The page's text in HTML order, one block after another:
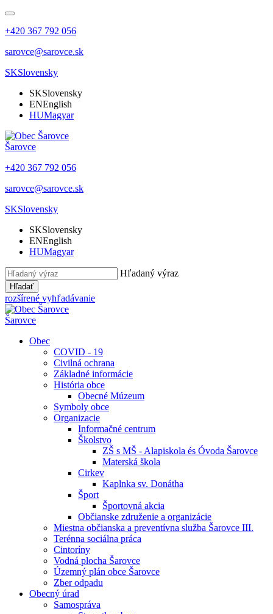
+420 367 792 056
sarovce@sarovce.sk
SKSlovensky
SKSlovensky
ENEnglish
HUMagyar
Šarovce
+420 367 792 056
sarovce@sarovce.sk
SKSlovensky
SKSlovensky
ENEnglish
HUMagyar
Hľadaný výraz
Hľadať
rozšírené vyhľadávanie
Šarovce
Obec
COVID - 19
Civilná ochrana
Základné informácie
História obce
Obecné Múzeum
Symboly obce
Organizacie
Informačné centrum
Školstvo
ZŠ s MŠ - Alapiskola és Óvoda Šarovce
Materská škola
Cirkev
Kaplnka sv. Donátha
Šport
Športovná akcia
Občianske združenie a organizácie
Miestna občianska a preventívna služba Šarovce III.
Terénna sociálna práca
Cintoríny
Vodná plocha Šarovce
Územný plán obce Šarovce
Zber odpadu
Obecný úrad
Samospráva